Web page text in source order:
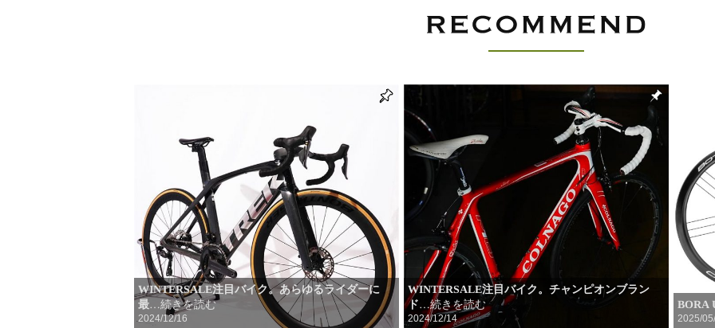
WINTERSALE注目バイク。あらゆるライダーに
最…続きを読む
2024/12/16
WINTERSALE注目バイク。チャンピオンブラン
ド…続きを読む
2024/12/14
BORA
2025/